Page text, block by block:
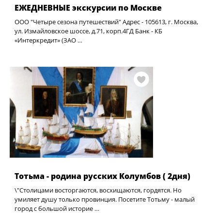
ЕЖЕДНЕВНЫЕ экскурсии по Москве
ООО "Четыре сезона путешествий" Адрес - 105613, г. Москва,
ул. Измайловское шоссе, д.71, корп.4ГД Банк - КБ
«Интеркредит» (ЗАО …
Тотьма - родина русских Колумбов ( 2дня)
\"Столицами восторгаются, восхищаются, гордятся. Но
умиляет душу только провинция. Посетите Тотьму - малый
город с большой историе …